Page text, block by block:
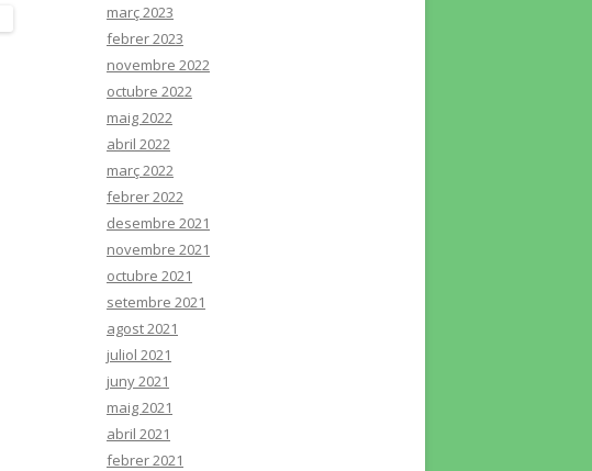
març 2023
febrer 2023
novembre 2022
octubre 2022
maig 2022
abril 2022
març 2022
febrer 2022
desembre 2021
novembre 2021
octubre 2021
setembre 2021
agost 2021
juliol 2021
juny 2021
maig 2021
abril 2021
febrer 2021